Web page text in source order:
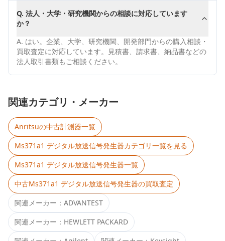
Q. 法人・大学・研究機関からの相談に対応しています
か？
A. はい。企業、大学、研究機関、開発部門からの購入相談・
買取査定に対応しています。見積書、請求書、納品書などの
法人取引書類もご相談ください。
関連カテゴリ・メーカー
Anritsuの中古計測器一覧
Ms371a1 デジタル放送信号発生器カテゴリ一覧を見る
Ms371a1 デジタル放送信号発生器一覧
中古Ms371a1 デジタル放送信号発生器の買取査定
関連メーカー： ADVANTEST
関連メーカー： HEWLETT PACKARD